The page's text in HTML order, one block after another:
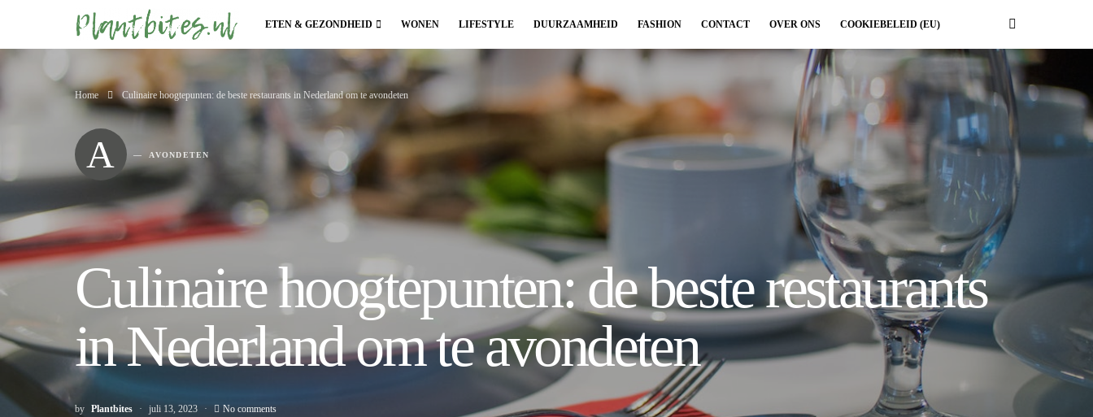
ETEN & GEZONDHEID WONEN LIFESTYLE DUURZAAMHEID FASHION CONTACT OVER ONS COOKIEBELEID (EU)
Home Culinaire hoogtepunten: de beste restaurants in Nederland om te avondeten
A AVONDETEN
Culinaire hoogtepunten: de beste restaurants
in Nederland om te avondeten
by Plantbites juli 13, 2023 No comments